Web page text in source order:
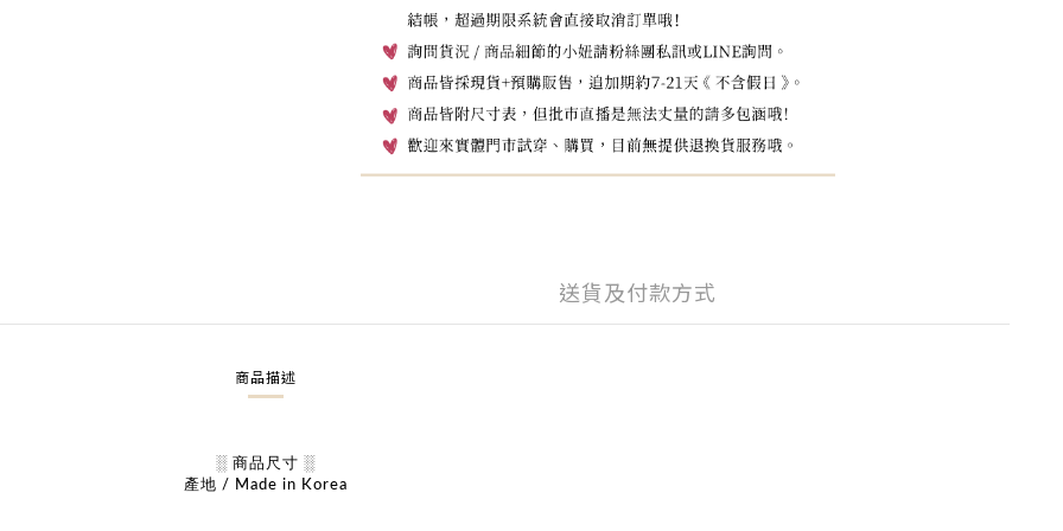
送貨及付款方式
商品描述
░ 商品尺寸 ░
產地 / Made in Korea